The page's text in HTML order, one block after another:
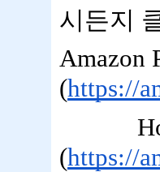
시든지
Amazon
(https://
Home
(https://